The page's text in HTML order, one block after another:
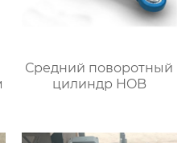
Средний поворотный
цилиндр HOB